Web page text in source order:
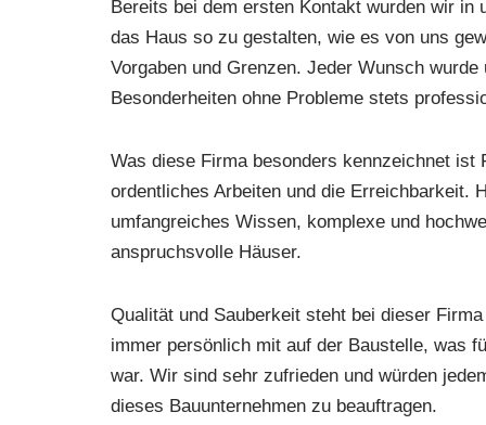
Bereits bei dem ersten Kontakt wurden wir in
das Haus so zu gestalten, wie es von uns
Vorgaben und Grenzen. Jeder Wunsch
Besonderheiten ohne Probleme stets
Was diese Firma besonders kennzeichnet ist
ordentliches Arbeiten und die Erreichbarkeit.
umfangreiches Wissen, komplexe und
anspruchsvolle Häuser.
Qualität und Sauberkeit steht bei dieser
immer persönlich mit auf der Baustelle, was
war. Wir sind sehr zufrieden und würden
dieses Bauunternehmen zu beauftragen.